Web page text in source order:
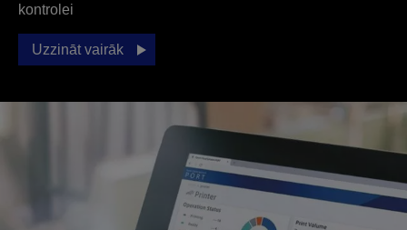
kontrolei
Uzzināt vairāk